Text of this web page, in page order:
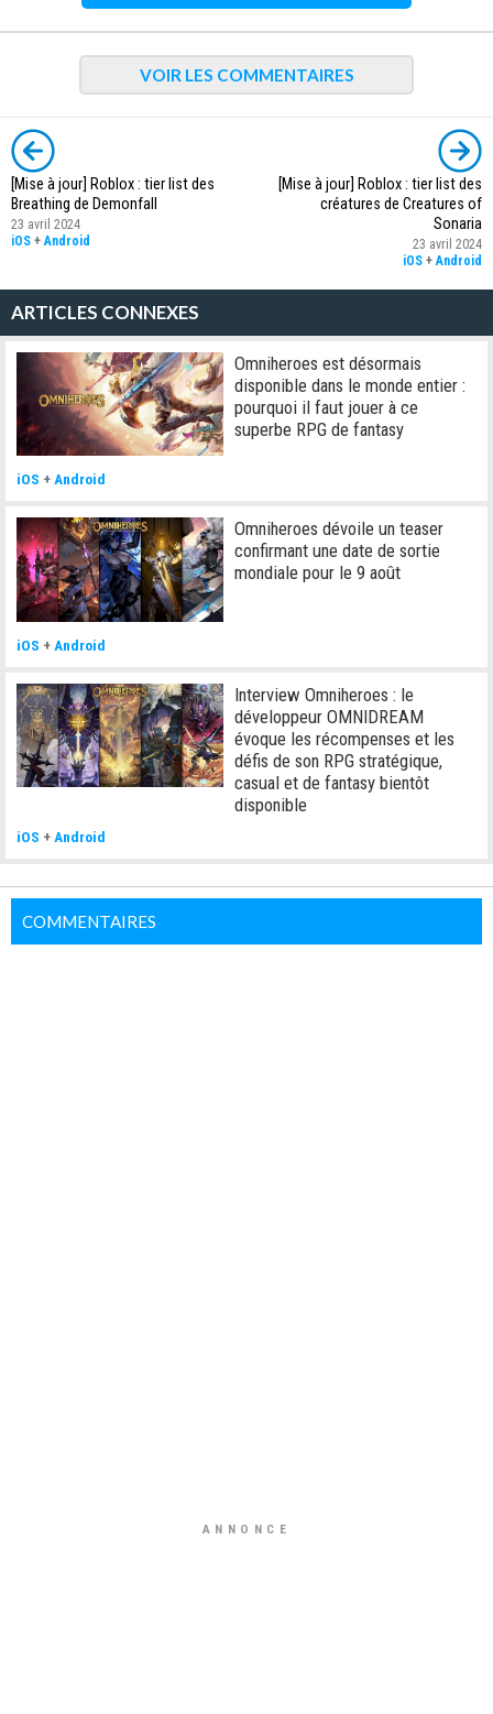
VOIR LES COMMENTAIRES
[Mise à jour] Roblox : tier list des
Breathing de Demonfall
23 avril 2024
iOS +Android
[Mise à jour] Roblox : tier list des
créatures de Creatures of
Sonaria
23 avril 2024
iOS +Android
ARTICLES CONNEXES
Omniheroes est désormais
disponible dans le monde entier :
pourquoi il faut jouer à ce
superbe RPG de fantasy
iOS +Android
Omniheroes dévoile un teaser
confirmant une date de sortie
mondiale pour le 9 août
iOS + Android
Interview Omniheroes : le
développeur OMNIDREAM
évoque les récompenses et les
défis de son RPG stratégique,
casual et de fantasy bientôt
disponible
iOS + Android
COMMENTAIRES
ANNONCE